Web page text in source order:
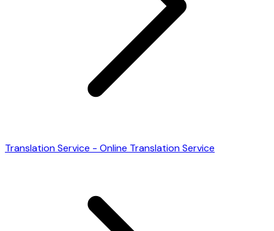
Translation Service - Online Translation Service